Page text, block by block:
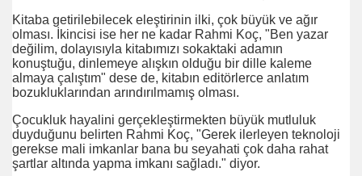
Kitaba getirilebilecek eleştirinin ilki, çok büyük ve ağır
olması. İkincisi ise her ne kadar Rahmi Koç, "Ben yazar
değilim, dolayısıyla kitabımızı sokaktaki adamın
konuştuğu, dinlemeye alışkın olduğu bir dille kaleme
almaya çalıştım" dese de, kitabın editörlerce anlatım
bozukluklarından arındırılmamış olması.
Çocukluk hayalini gerçekleştirmekten büyük mutluluk
duyduğunu belirten Rahmi Koç, "Gerek ilerleyen teknoloji
gerekse mali imkanlar bana bu seyahati çok daha rahat
şartlar altında yapma imkanı sağladı." diyor.
Kullanıldı